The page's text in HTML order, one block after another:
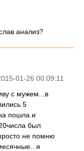
анализ?
01-26 00:09:11
с мужем...в
5
пошла.и
был
не помню